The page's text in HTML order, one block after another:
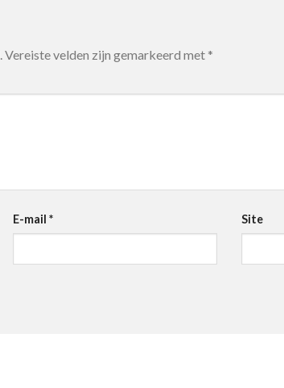
Vereiste velden zijn gemarkeerd met *
E-mail* Site